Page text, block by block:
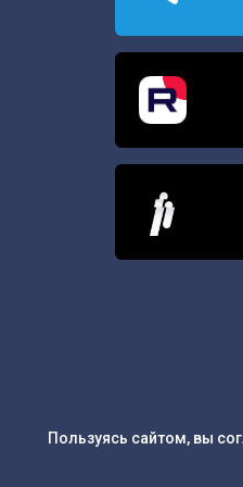
Пользуясь сайтом, вы